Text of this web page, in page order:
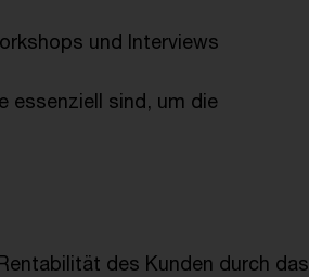
und Interviews
essenziell sind, um die
des Kunden durch das